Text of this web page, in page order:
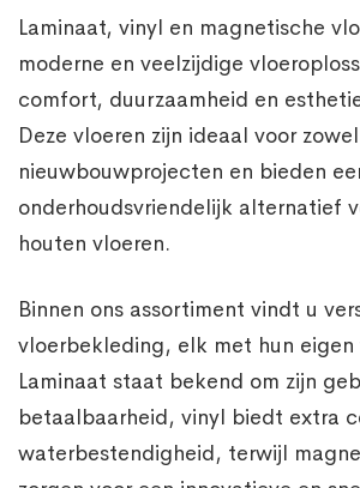
Laminaat, vinyl en magnetische
moderne en veelzijdige
comfort, duurzaamheid en
Deze vloeren zijn ideaal voor
nieuwbouwprojecten en bieden
onderhoudsvriendelijk alternatief
houten vloeren.
Binnen ons assortiment vindt u
vloerbekleding, elk met hun eigen
Laminaat staat bekend om zijn
betaalbaarheid, vinyl biedt extra
waterbestendigheid, terwijl